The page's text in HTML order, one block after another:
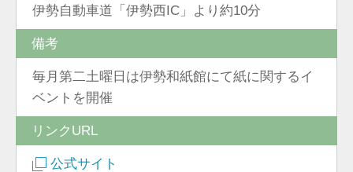
伊勢自動車道「伊勢西IC」より約10分
備考
毎月第二土曜日は伊勢和紙館にて紙に関するイ
ベントを開催
リンクURL
公式サイト